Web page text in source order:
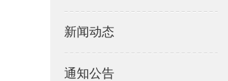
新闻动态
通知公告